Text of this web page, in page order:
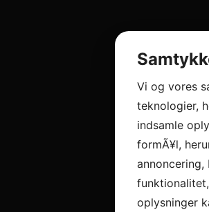
Vi og vores
teknologier,
indsamle
formÃ¥l,
annoncering,
oplysninger